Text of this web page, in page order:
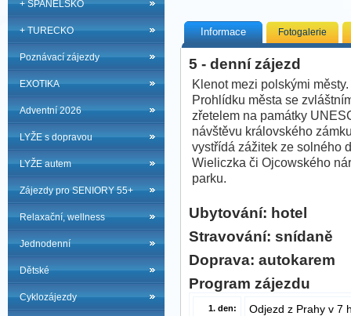
+ ŠPANĚLSKO
+ TURECKO
Poznávací zájezdy
EXOTIKA
Adventní 2026
LYŽE s dopravou
LYŽE autem
Zájezdy pro SENIORY 55+
Relaxační, wellness
Jednodenní
Dětské
Cyklozájezdy
Informace Fotogalerie
5 - denní zájezd
Klenot mezi polskými městy.
Prohlídku města se
zřetelem na památky
návštěvu královského
vystřídá zážitek ze solného
Wieliczka či Ojcowského
parku.
Ubytování: hotel
Stravování: snídaně
Doprava: autokarem
Program zájezdu
1. den:
Odjezd z Prahy v 7